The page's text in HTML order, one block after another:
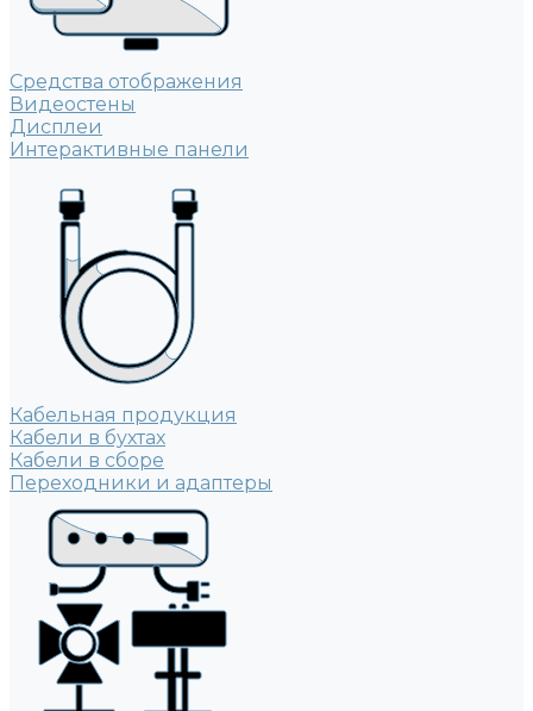
Средства отображения
Видеостены
Дисплеи
Интерактивные панели
Кабельная продукция
Кабели в бухтах
Кабели в сборе
Переходники и адаптеры